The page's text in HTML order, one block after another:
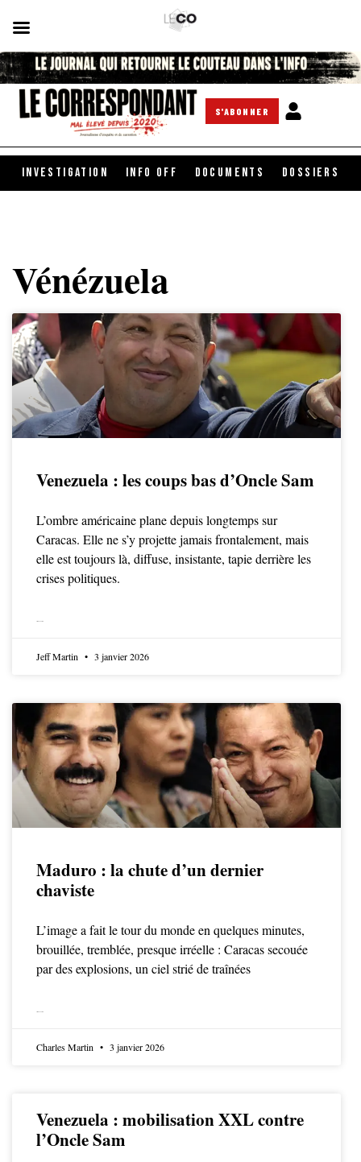
S'ABONNER
INVESTIGATION INFO OFF DOCUMENTS DOSSIERS
Vénézuela
Venezuela : les coups bas d’Oncle Sam
L’ombre américaine plane depuis longtemps sur
Caracas. Elle ne s’y projette jamais frontalement, mais
elle est toujours là, diffuse, insistante, tapie derrière les
crises politiques.
Jeff Martin 3 janvier 2026
Maduro : la chute d’un dernier
chaviste
L’image a fait le tour du monde en quelques minutes,
brouillée, tremblée, presque irréelle : Caracas secouée
par des explosions, un ciel strié de traînées
Charles Martin 3 janvier 2026
Venezuela : mobilisation XXL contre
l’Oncle Sam